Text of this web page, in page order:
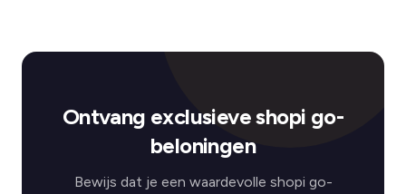
Ontvang exclusieve shopi go-
beloningen
Bewijs dat je een waardevolle shopi go-